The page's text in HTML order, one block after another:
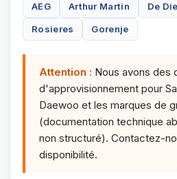
AEG Arthur Martin De
Rosieres Gorenje
Attention : Nous avons des
d'approvisionnement pour
Daewoo et les marques de
(documentation technique
non structuré). Contactez-
disponibilité.